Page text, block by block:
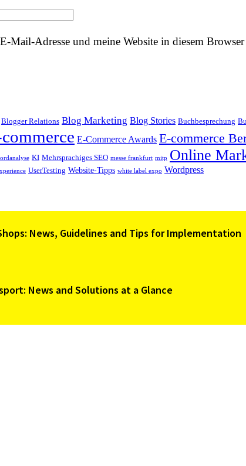
Mail-Adresse und meine Website in diesem
Blogger Relations Blog Marketing Blog Stories Buchbesprechung
E-Commerce Awards E-commerce
KI Mehrsprachiges SEO messe frankfurt mitp Online
UserTesting Website-Tipps white label expo Wordpress
News, Guidelines and Tips for Implementation
News and Solutions at a Glance